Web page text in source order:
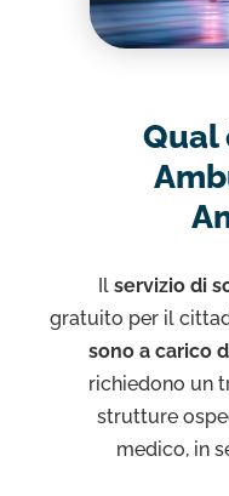
Qual
Il servizio di
gratuito per il
sono a carico
richiedono un
strutture
medico, in